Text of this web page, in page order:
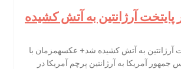
پایتخت آرژانتین به آتش کشیده
آرژانتین به آتش کشیده شد+ عکسهمزمان با
جمهور آمریکا به آرژانتین پرچم آمریکا در